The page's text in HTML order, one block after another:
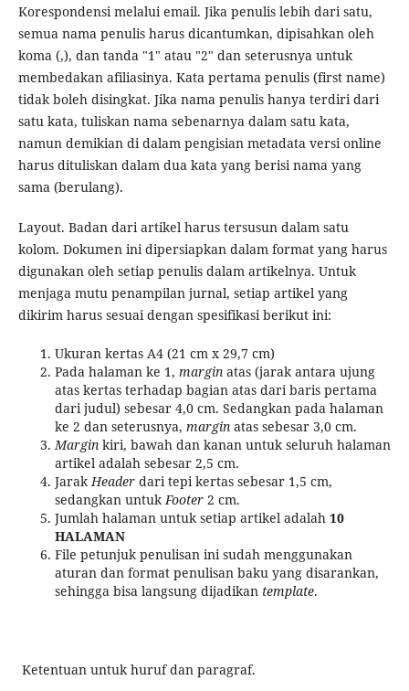
Korespondensi melalui email. Jika penulis lebih dari satu,
semua nama penulis harus dicantumkan, dipisahkan oleh
koma (,), dan tanda "1" atau "2" dan seterusnya untuk
membedakan afiliasinya. Kata pertama penulis (first name)
tidak boleh disingkat. Jika nama penulis hanya terdiri dari
satu kata, tuliskan nama sebenarnya dalam satu kata,
namun demikian di dalam pengisian metadata versi online
harus dituliskan dalam dua kata yang berisi nama yang
sama (berulang).
Layout. Badan dari artikel harus tersusun dalam satu
kolom. Dokumen ini dipersiapkan dalam format yang harus
digunakan oleh setiap penulis dalam artikelnya. Untuk
menjaga mutu penampilan jurnal, setiap artikel yang
dikirim harus sesuai dengan spesifikasi berikut ini:
Ukuran kertas A4 (21 cm x 29,7 cm)
Pada halaman ke 1, marginatas (jarak antara ujung
atas kertas terhadap bagian atas dari baris pertama
dari judul) sebesar 4,0 cm. Sedangkan pada halaman
ke 2 dan seterusnya, marginatas sebesar 3,0 cm.
Margin kiri, bawah dan kanan untuk seluruh halaman
artikel adalah sebesar 2,5 cm.
JarakHeaderdari tepi kertas sebesar 1,5 cm,
sedangkan untukFooter2 cm.
Jumlah halaman untuk setiap artikel adalah 10
HALAMAN
File petunjuk penulisan ini sudah menggunakan
aturan dan format penulisan baku yang disarankan,
sehingga bisa langsung dijadikan template.
Ketentuan untuk huruf dan paragraf.